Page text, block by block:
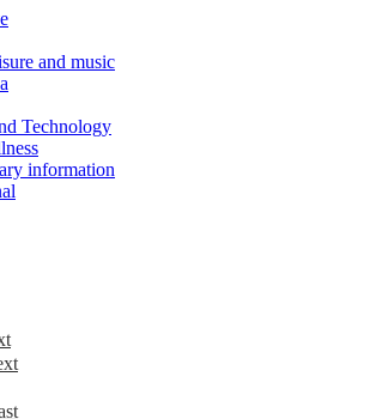
and music
Technology
information